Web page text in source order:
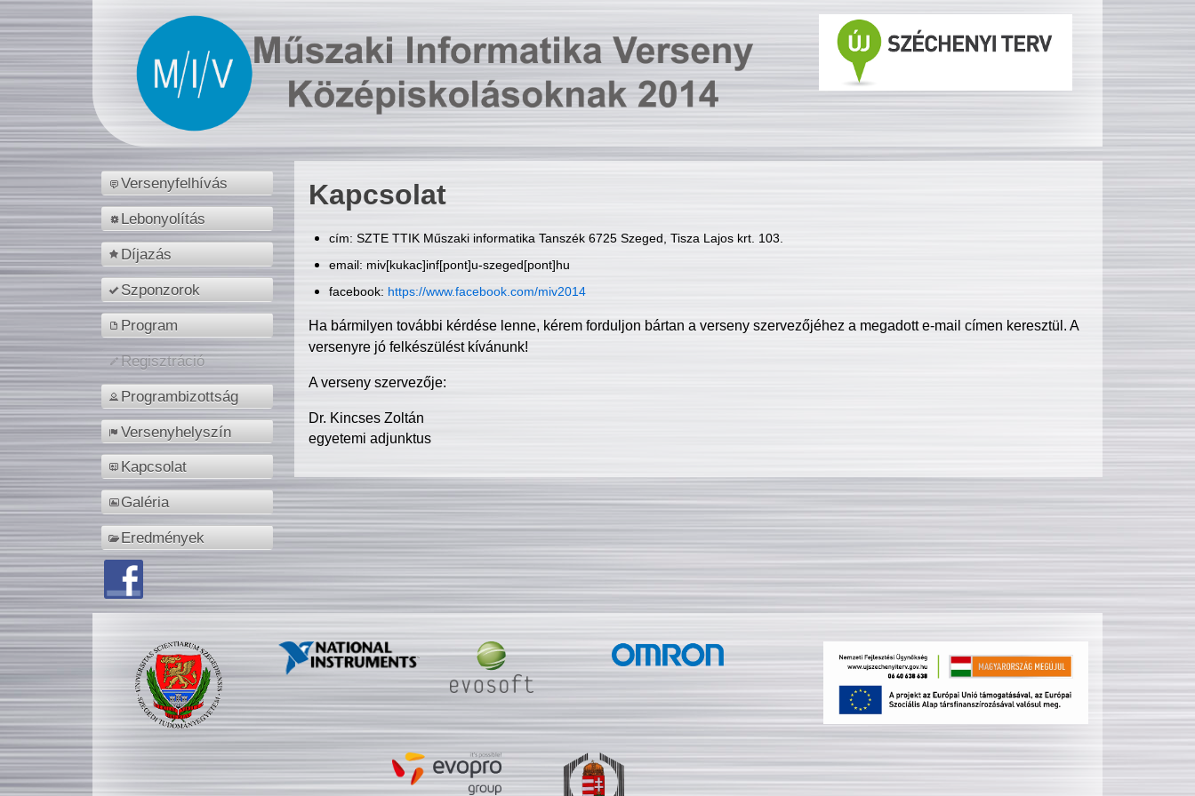
Versenyfelhívás
Lebonyolítás
Díjazás
Szponzorok
Program
Regisztráció
Programbizottság
Versenyhelyszín
Kapcsolat
Galéria
Eredmények
Kapcsolat
cím: SZTE TTIK Műszaki informatika Tanszék 6725 Szeged, Tisza Lajos krt. 103.
email: miv[kukac]inf[pont]u-szeged[pont]hu
facebook: https://www.facebook.com/miv2014
Ha bármilyen további kérdése lenne, kérem forduljon bártan a verseny szervezőjéhez a megadott e-mail címen keresztül. A
versenyre jó felkészülést kívánunk!
A verseny szervezője:
Dr. Kincses Zoltán
egyetemi adjunktus